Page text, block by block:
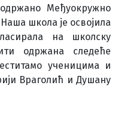
Међуокружно
школа је освојила
на школску
одржана следеће
ученицима и
Враголић и Душану